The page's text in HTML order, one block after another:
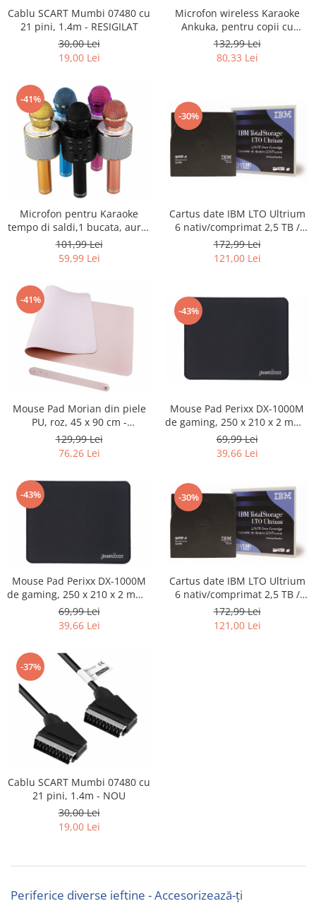
Uscatoare rufe
Utilaje si materiale de constructii
Laptop, Tablete & Telefoane
Laptopuri si Accesorii
Telefoane Mobile & accesorii
Wearable & Gadgeturi
Electrocasnice & Climatizare
Accesorii si piese masini spalat
rufe si uscatoare
Accesorii si piese masini spalat
vase
Aparate Frigorifice
Aparate Racire Aer
Climatizare & sisteme de incalzire
Electrocasnice pentru Bucatarie
Fiare de calcat si masini de cusut
Ingrijire Locuinta
Purificatoare de aer
Fashion
Bijuterii
Ceasuri barbatesti
Ceasuri dama
Cutii, curele si accesorii ceasuri
Genti si accesorii femei
Imbracaminte barbati
Imbracaminte si Incaltaminte copii
Incaltaminte barbati
Incaltaminte femei
Ochelari de soare
Ochelari de vedere
Birotica & Papetarie
Console, Jocuri & Accesorii
Ingrijire personala & Cosmetice
Accesorii aparate de ras electrice
Accesorii aparate hair styling
Aparate & Accesorii ingrijire
Aparate cosmetice
Articole Sanatate si Wellness
Consumabile sanitare
Jucarii, Copii & Bebe
Cablu SCART Mumbi 07480 cu
21 pini, 1.4m - RESIGILAT
30,00 Lei
19,00 Lei
Microfon wireless Karaoke
Ankuka, pentru copii cu
lumini LED, negru - RESIGILAT
132,99 Lei
80,33 Lei
-41%
Microfon pentru Karaoke
tempo di saldi,1 bucata, auriu
- RESIGILAT
101,99 Lei
59,99 Lei
-30%
Cartus date IBM LTO Ultrium
6 nativ/comprimat 2,5 TB /
6,25 TB (BaFe) (B) - NOU
172,99 Lei
121,00 Lei
-41%
Mouse Pad Morian din piele
PU, roz, 45 x 90 cm -
RESIGILAT
129,99 Lei
76,26 Lei
-43%
Mouse Pad Perixx DX-1000M
de gaming, 250 x 210 x 2 mm -
RESIGILAT
69,99 Lei
39,66 Lei
-43%
Mouse Pad Perixx DX-1000M
de gaming, 250 x 210 x 2 mm -
RESIGILAT
69,99 Lei
39,66 Lei
-30%
Cartus date IBM LTO Ultrium
6 nativ/comprimat 2,5 TB /
6,25 TB (BaFe) (B) - NOU
172,99 Lei
121,00 Lei
-37%
Cablu SCART Mumbi 07480 cu
21 pini, 1.4m - NOU
30,00 Lei
19,00 Lei
Periferice diverse ieftine - Accesorizează-ți